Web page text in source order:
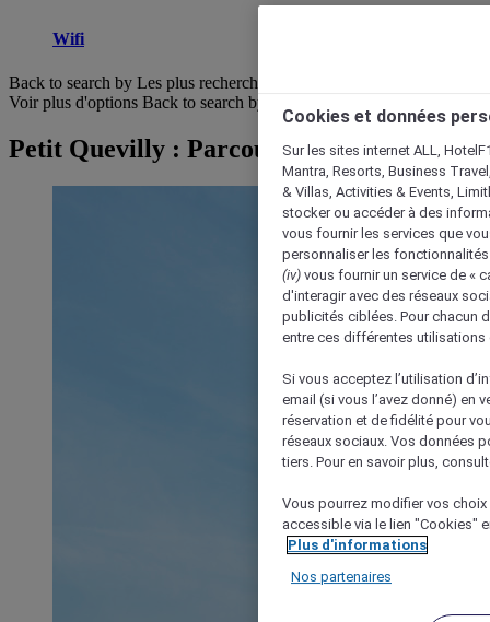
Wifi
Back to search by Les plus recherchés
Voir plus d'options Back to search by categories
Petit Quevilly : Parcourir les hôtels
Cookies et données
Sur les sites internet ALL,
Mantra, Resorts, Business
& Villas, Activities & Events,
stocker ou accéder à des
vous fournir les services que
personnaliser les
(iv) vous fournir un service de «
d'interagir avec des réseaux
publicités ciblées. Pour chacun
entre ces différentes utilisations
Si vous acceptez l’utilisation
email (si vous l’avez donné) en
réservation et de fidélité pour
réseaux sociaux. Vos données
tiers. Pour en savoir plus,
Vous pourrez modifier vos
accessible via le lien "Cookies"
Plus d'informations
Nos partenaires